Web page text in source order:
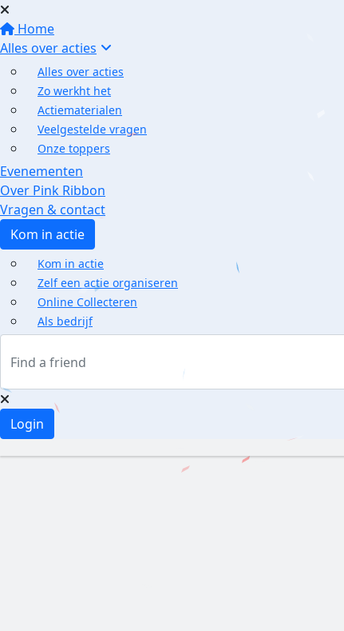
Home
Alles over acties
Alles over acties
Zo werkht het
Actiematerialen
Veelgestelde vragen
Onze toppers
Evenementen
Over Pink Ribbon
Vragen & contact
Kom in actie
Kom in actie
Zelf een actie organiseren
Online Collecteren
Als bedrijf
Login